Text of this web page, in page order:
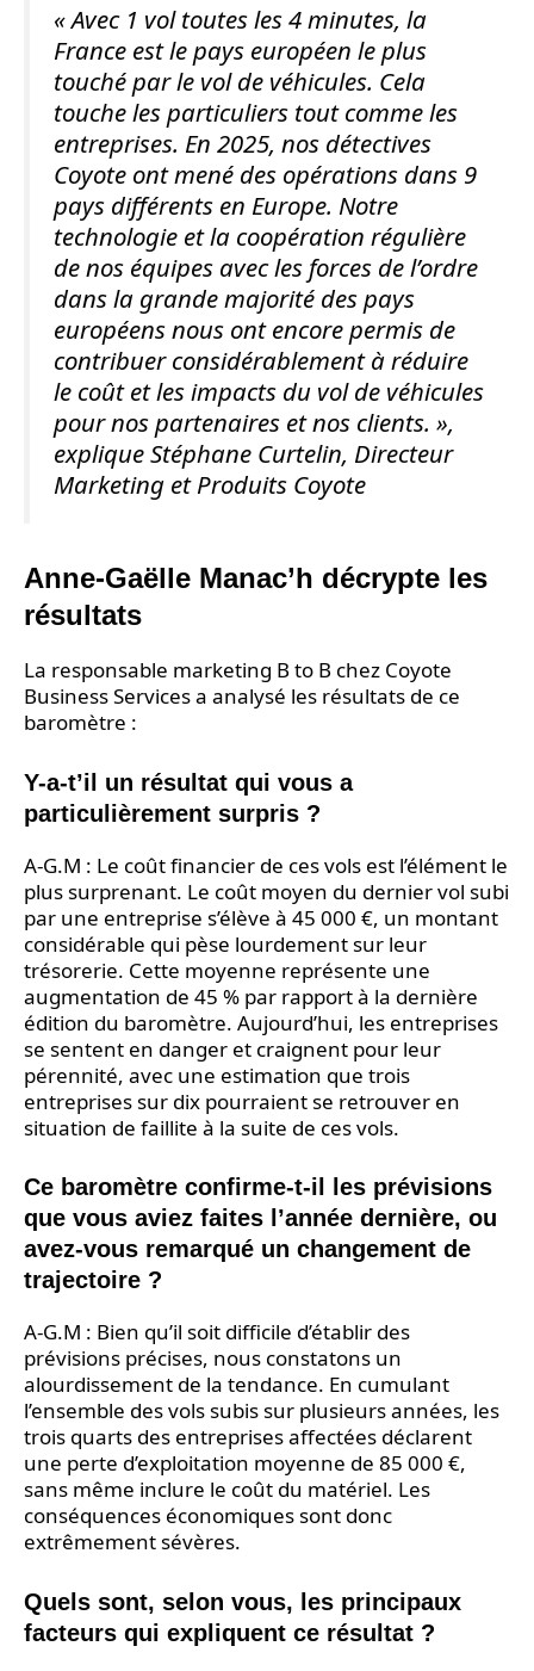
« Avec 1 vol toutes les 4 minutes, la
France est le pays européen le plus
touché par le vol de véhicules. Cela
touche les particuliers tout comme les
entreprises. En 2025, nos détectives
Coyote ont mené des opérations dans 9
pays différents en Europe. Notre
technologie et la coopération régulière
de nos équipes avec les forces de l’ordre
dans la grande majorité des pays
européens nous ont encore permis de
contribuer considérablement à réduire
le coût et les impacts du vol de véhicules
pour nos partenaires et nos clients. »,
explique Stéphane Curtelin, Directeur
Marketing et Produits Coyote
Anne-Gaëlle Manac’h décrypte les
résultats
La responsable marketing B to B chez Coyote
Business Services a analysé les résultats de ce
baromètre :
Y-a-t’il un résultat qui vous a
particulièrement surpris ?
A-G.M : Le coût financier de ces vols est l’élément le
plus surprenant. Le coût moyen du dernier vol subi
par une entreprise s’élève à 45 000 €, un montant
considérable qui pèse lourdement sur leur
trésorerie. Cette moyenne représente une
augmentation de 45 % par rapport à la dernière
édition du baromètre. Aujourd’hui, les entreprises
se sentent en danger et craignent pour leur
pérennité, avec une estimation que trois
entreprises sur dix pourraient se retrouver en
situation de faillite à la suite de ces vols.
Ce baromètre confirme-t-il les prévisions
que vous aviez faites l’année dernière, ou
avez-vous remarqué un changement de
trajectoire ?
A-G.M : Bien qu’il soit difficile d’établir des
prévisions précises, nous constatons un
alourdissement de la tendance. En cumulant
l’ensemble des vols subis sur plusieurs années, les
trois quarts des entreprises affectées déclarent
une perte d’exploitation moyenne de 85 000 €,
sans même inclure le coût du matériel. Les
conséquences économiques sont donc
extrêmement sévères.
Quels sont, selon vous, les principaux
facteurs qui expliquent ce résultat ?